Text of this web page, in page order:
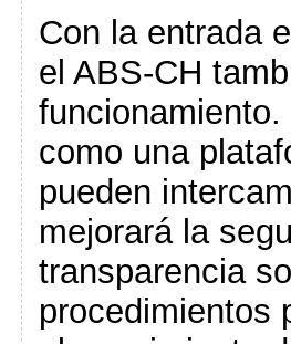
Con la entrada
el ABS-CH
como una
pueden
mejorará la
transparencia
procedimientos